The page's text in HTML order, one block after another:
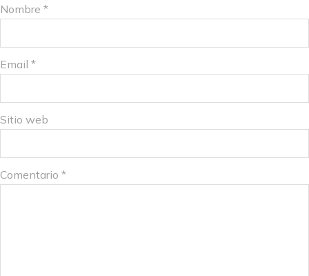
Nombre *
Email *
Sitio web
Comentario *